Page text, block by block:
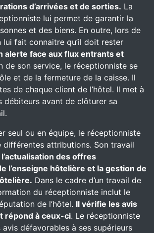
d’arrivées et de sorties. La
lui permet de garantir la
et des biens. En outre, lors de
lui fait connaitre qu’il doit rester
alerte face aux flux entrants et
de son service, le réceptionniste se
et de la fermeture de la caisse. Il
de chaque client de l’hôtel. Il met à
débiteurs avant de clôturer sa
seul ou en équipe, le réceptionniste
différentes attributions. Son travail
l’actualisation des offres
l’enseigne hôtelière et la gestion de
Dans le cadre d’un travail de
du réceptionniste inclut le
de l’hôtel. Il vérifie les avis
répond à ceux-ci. Le réceptionniste
défavorables à ses supérieurs